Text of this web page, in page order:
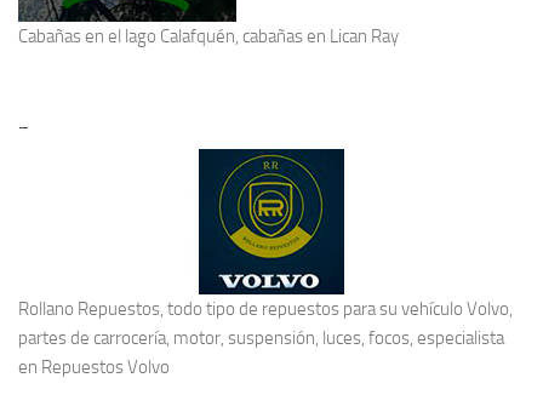
Cabañas en el lago Calafquén, cabañas en Lican Ray
–
Rollano Repuestos, todo tipo de repuestos para su vehículo Volvo,
partes de carrocería, motor, suspensión, luces, focos, especialista
en Repuestos Volvo